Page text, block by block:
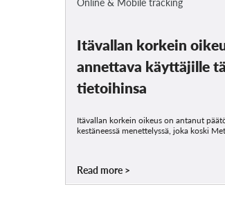
Itävallan korkein
annettava käyttäjille
tietoihinsa
Itävallan korkein oikeus on antanut
kestäneessä menettelyssä, joka koski
Read more